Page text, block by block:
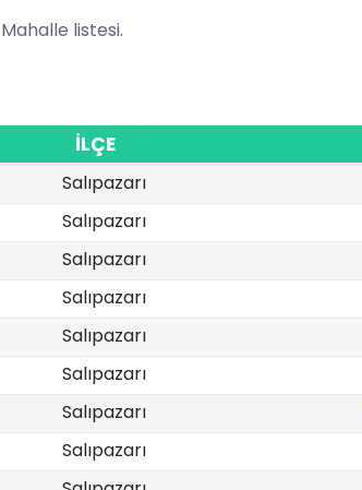
listesi.
İLÇE
Salıpazarı
Salıpazarı
Salıpazarı
Salıpazarı
Salıpazarı
Salıpazarı
Salıpazarı
Salıpazarı